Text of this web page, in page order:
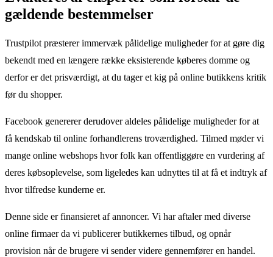
gældende bestemmelser
Trustpilot præsterer immervæk pålidelige muligheder for at gøre dig
bekendt med en længere række eksisterende køberes domme og
derfor er det prisværdigt, at du tager et kig på online butikkens kritik
før du shopper.
Facebook genererer derudover aldeles pålidelige muligheder for at
få kendskab til online forhandlerens troværdighed. Tilmed møder vi
mange online webshops hvor folk kan offentliggøre en vurdering af
deres købsoplevelse, som ligeledes kan udnyttes til at få et indtryk af
hvor tilfredse kunderne er.
Denne side er finansieret af annoncer. Vi har aftaler med diverse
online firmaer da vi publicerer butikkernes tilbud, og opnår
provision når de brugere vi sender videre gennemfører en handel.